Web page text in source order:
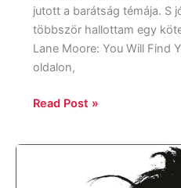
jutott a barátság témája. S
többször hallottam egy
Lane Moore: You Will Find
oldalon,
Read Post »